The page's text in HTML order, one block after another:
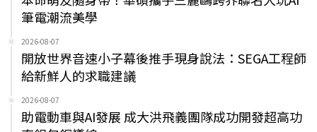
筆電潮流美學
2026-08-07
開放世界音速小子幕後推手現身說法：SEGA工程師
給新鮮人的求職建議
2026-08-07
助電動車與AI發展 成大洪飛義團隊成功開發超高功